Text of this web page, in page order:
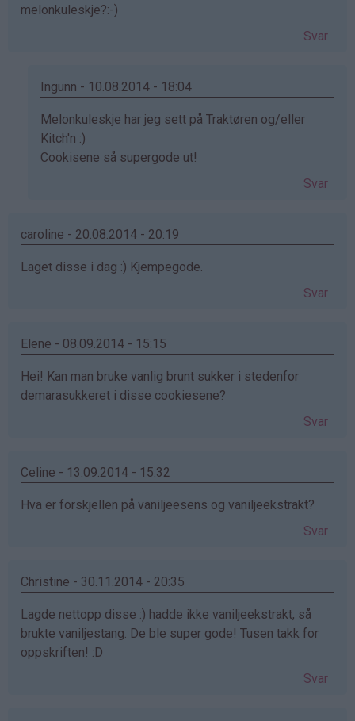
melonkuleskje?:-)
Svar
Ingunn - 10.08.2014 - 18:04
Som
svar
på
(ikke
Melonkuleskje har jeg sett på Traktøren og/eller
Kitch'n :)
Cookisene så supergode ut!
Svar
caroline - 20.08.2014 - 20:19
Laget disse i dag :) Kjempegode.
Svar
Elene - 08.09.2014 - 15:15
Hei! Kan man bruke vanlig brunt sukker i stedenfor
demarasukkeret i disse cookiesene?
Svar
Celine - 13.09.2014 - 15:32
Hva er forskjellen på vaniljeesens og vaniljeekstrakt?
Svar
Christine - 30.11.2014 - 20:35
Lagde nettopp disse :) hadde ikke vaniljeekstrakt, så
brukte vaniljestang. De ble super gode! Tusen takk for
oppskriften! :D
Svar